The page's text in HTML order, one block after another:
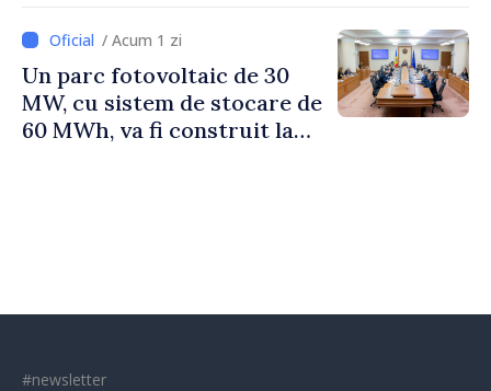
/ Acum 1 zi
Un parc fotovoltaic de 30
MW, cu sistem de stocare de
60 MWh, va fi construit la
#newsletter